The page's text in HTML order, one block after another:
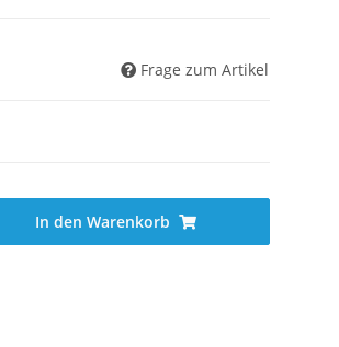
Frage zum Artikel
In den Warenkorb